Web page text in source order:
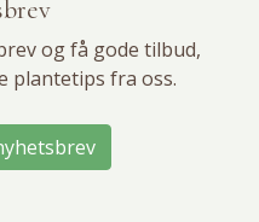
og få gode tilbud,
plantetips fra oss.